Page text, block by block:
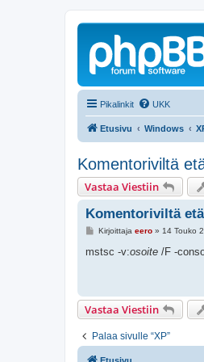
Pikalinkit UKK
Etusivu Windows
Komentoriviltä
Vastaa Viestiin
Komentoriviltä
V
e
Kirjoittaja eero» 14 Touko
mstsc -v:osoite /F -
Vastaa Viestiin
Palaa sivulle “XP”
Etusivu